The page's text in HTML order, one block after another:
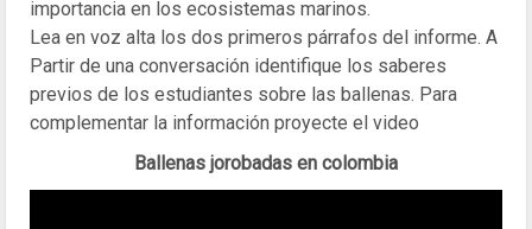
importancia en los ecosistemas marinos.
Lea en voz alta los dos primeros párrafos del informe. A
Partir de una conversación identifique los saberes
previos de los estudiantes sobre las ballenas. Para
complementar la información proyecte el video
Ballenas jorobadas en colombia